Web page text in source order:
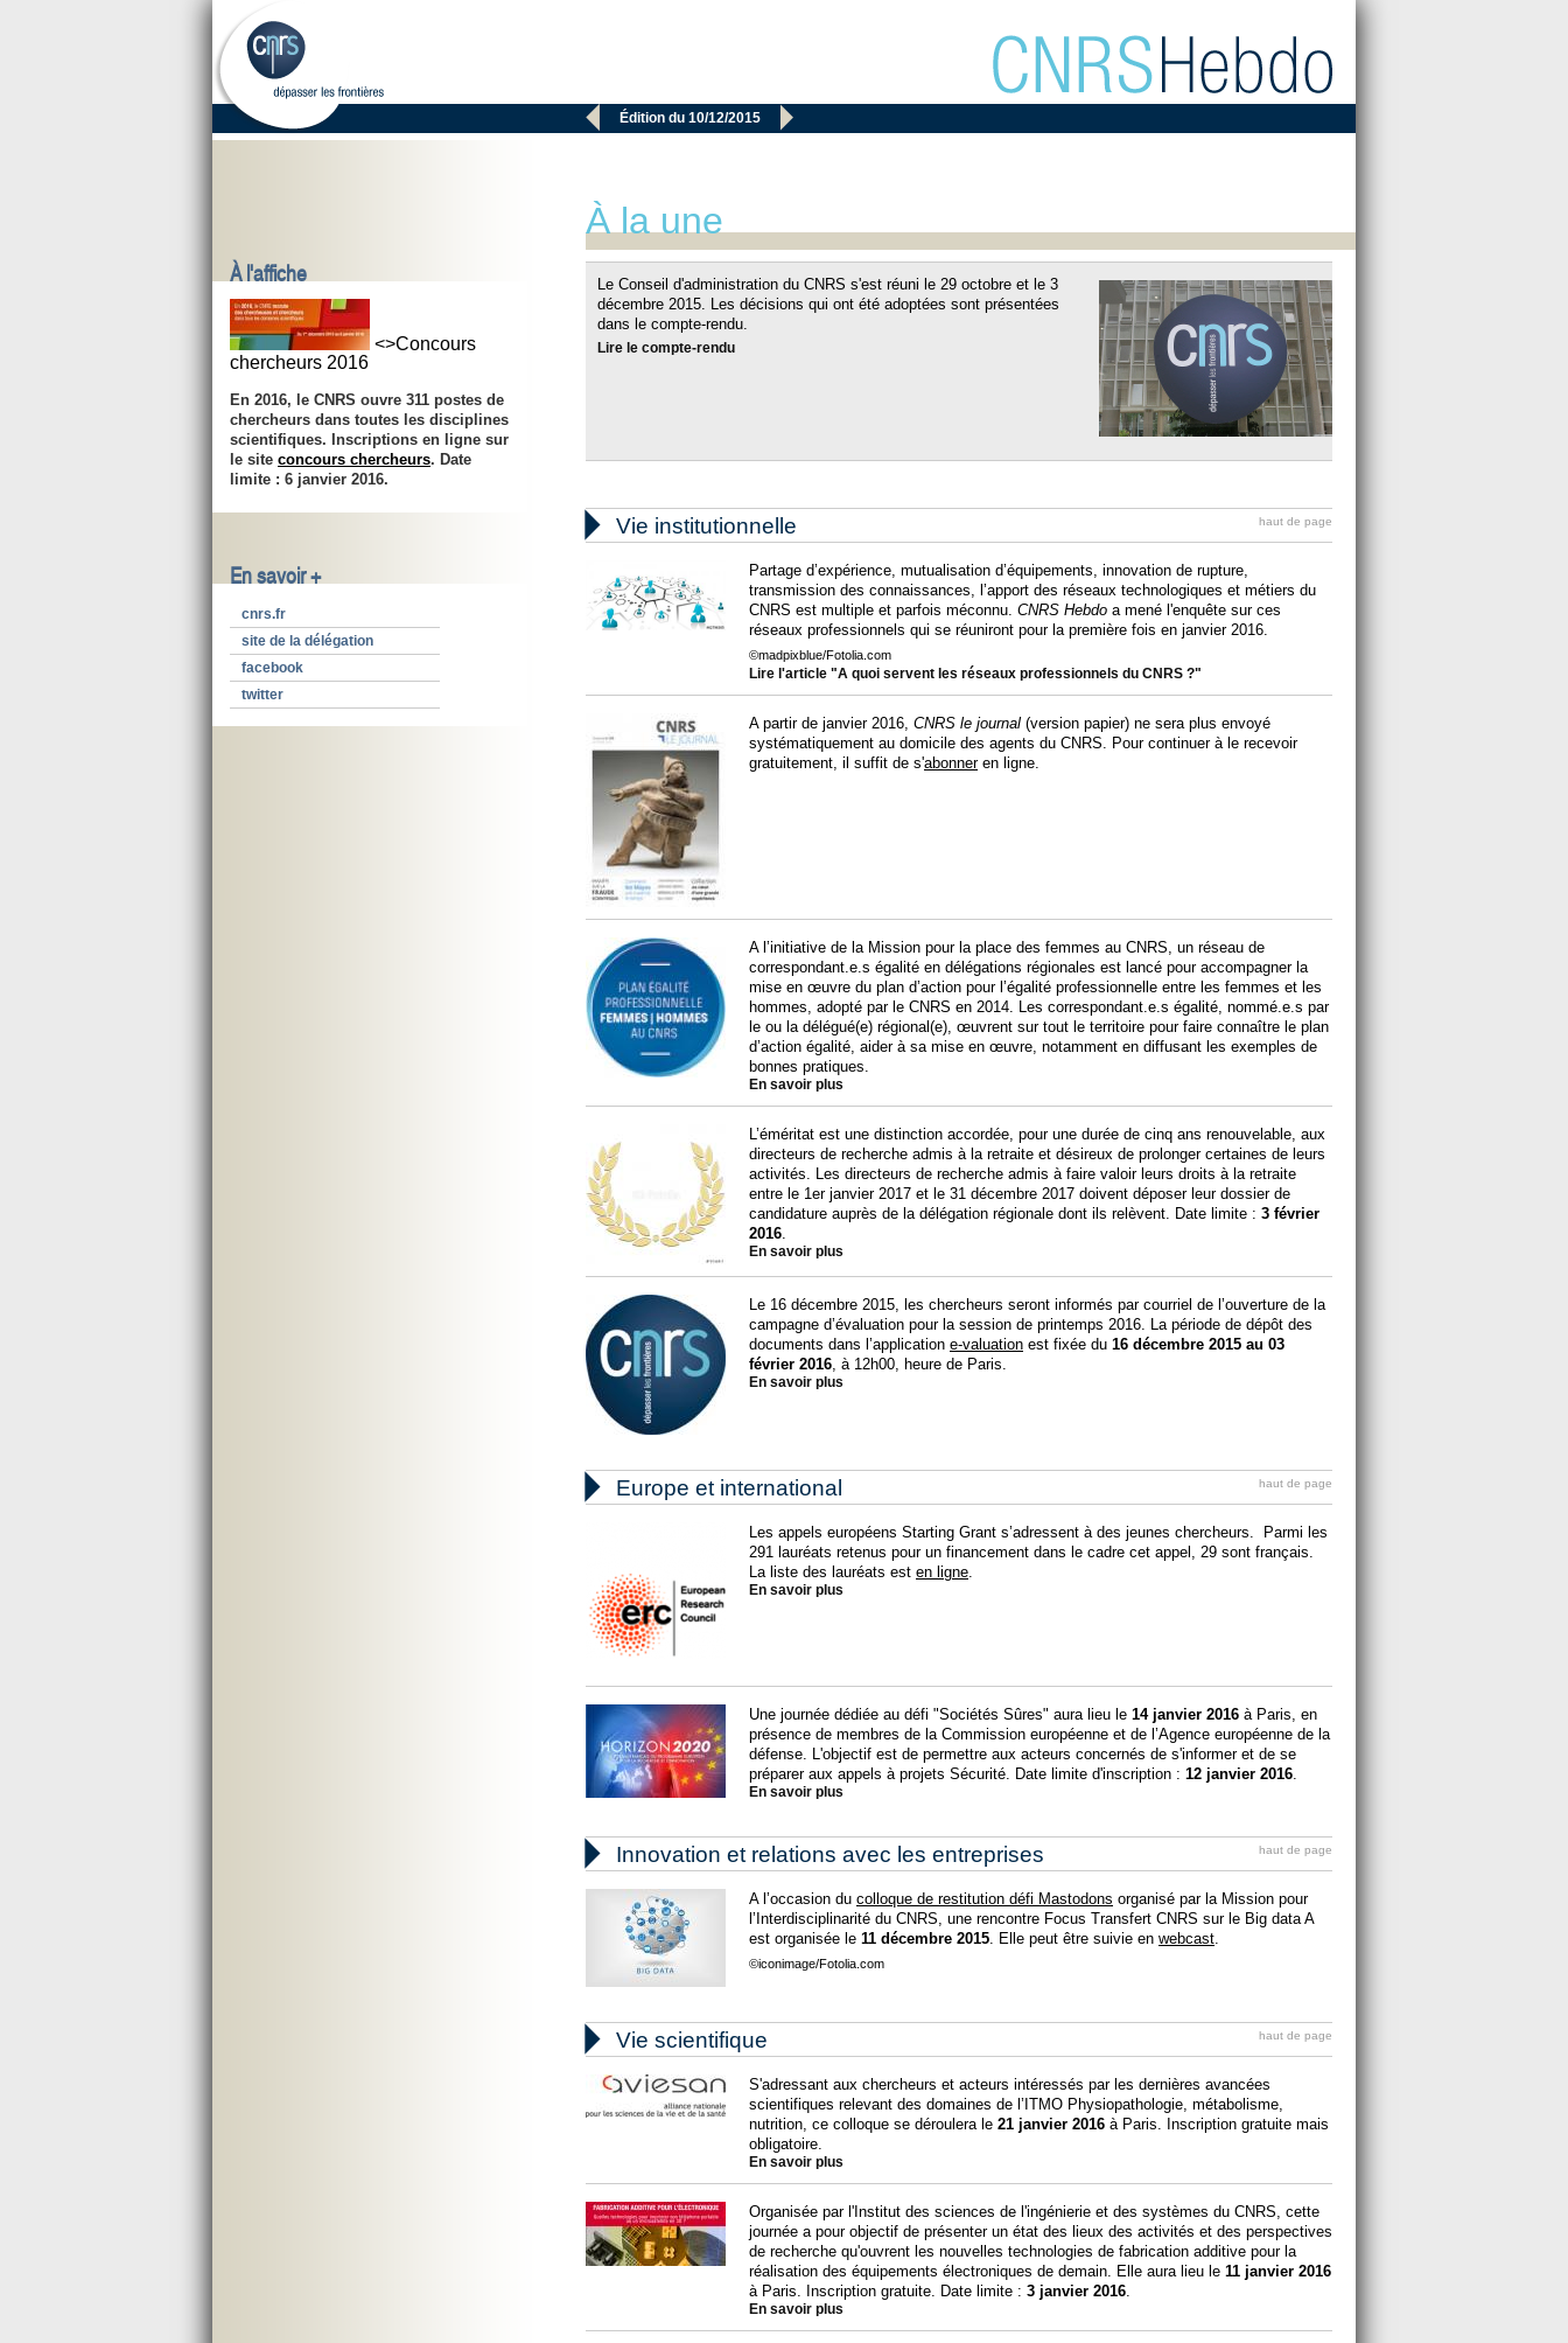
 Édition du 10/12/2015 
À l'affiche
<>Concours
chercheurs 2016
En 2016, le CNRS ouvre 311 postes de
chercheurs dans toutes les disciplines
scientifiques. Inscriptions en ligne sur
le site concours chercheurs. Date
limite : 6 janvier 2016.
En savoir +
cnrs.fr
site de la délégation
facebook
twitter
À la une
Le Conseil d'administration du CNRS s'est réuni le 29 octobre et le 3
décembre 2015. Les décisions qui ont été adoptées sont présentées
dans le compte-rendu.
Lire le compte-rendu
 Vie institutionnelle haut de page
Partage d’expérience, mutualisation d’équipements, innovation de rupture,
transmission des connaissances, l’apport des réseaux technologiques et métiers du
CNRS est multiple et parfois méconnu. CNRS Hebdo a mené l'enquête sur ces
réseaux professionnels qui se réuniront pour la première fois en janvier 2016.
©madpixblue/Fotolia.com
Lire l'article "A quoi servent les réseaux professionnels du CNRS ?"
A partir de janvier 2016, CNRS le journal (version papier) ne sera plus envoyé
systématiquement au domicile des agents du CNRS. Pour continuer à le recevoir
gratuitement, il suffit de s'abonneren ligne.
A l’initiative de la Mission pour la place des femmes au CNRS, un réseau de
correspondant.e.s égalité en délégations régionales est lancé pour accompagner la
mise en œuvre du plan d’action pour l’égalité professionnelle entre les femmes et les
hommes, adopté par le CNRS en 2014. Les correspondant.e.s égalité, nommé.e.s par
le ou la délégué(e) régional(e), œuvrent sur tout le territoire pour faire connaître le plan
d’action égalité, aider à sa mise en œuvre, notamment en diffusant les exemples de
bonnes pratiques.
En savoir plus
L’éméritat est une distinction accordée, pour une durée de cinq ans renouvelable, aux
directeurs de recherche admis à la retraite et désireux de prolonger certaines de leurs
activités. Les directeurs de recherche admis à faire valoir leurs droits à la retraite
entre le 1er janvier 2017 et le 31 décembre 2017 doivent déposer leur dossier de
candidature auprès de la délégation régionale dont ils relèvent. Date limite : 3 février
2016
En savoir plus
Le 16 décembre 2015, les chercheurs seront informés par courriel de l’ouverture de la
campagne d’évaluation pour la session de printemps 2016. La période de dépôt des
documents dans l’application e-valuation est fixée du 16 décembre 2015 au 03
février 2016 , à 12h00, heure de Paris.
En savoir plus
 Europe et international haut de page
Les appels européens Starting Grant s’adressent à des jeunes chercheurs. Parmi les
291 lauréats retenus pour un financement dans le cadre cet appel, 29 sont français.
La liste des lauréats est en ligne
En savoir plus
Une journée dédiée au défi "Sociétés Sûres" aura lieu le 14 janvier 2016 à Paris, en
présence de membres de la Commission européenne et de l’Agence européenne de la
défense. L'objectif est de permettre aux acteurs concernés de s'informer et de se
préparer aux appels à projets Sécurité. Date limite d'inscription : 12 janvier 2016
En savoir plus
 Innovation et relations avec les entreprises haut de page
A l’occasion du colloque de restitution défi Mastodons organisé par la Mission pour
l’Interdisciplinarité du CNRS, une rencontre Focus Transfert CNRS sur le Big data A
est organisée le 11 décembre 2015 . Elle peut être suivie en webcast
©iconimage/Fotolia.com
 Vie scientifique haut de page
S'adressant aux chercheurs et acteurs intéressés par les dernières avancées
scientifiques relevant des domaines de l’ITMO Physiopathologie, métabolisme,
nutrition, ce colloque se déroulera le 21 janvier 2016 à Paris. Inscription gratuite mais
obligatoire.
En savoir plus
Organisée par l'Institut des sciences de l'ingénierie et des systèmes du CNRS, cette
journée a pour objectif de présenter un état des lieux des activités et des perspectives
de recherche qu'ouvrent les nouvelles technologies de fabrication additive pour la
réalisation des équipements électroniques de demain. Elle aura lieu le 11 janvier 2016
à Paris. Inscription gratuite. Date limite : 3 janvier 2016
En savoir plus